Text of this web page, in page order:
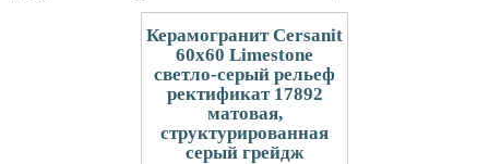
Керамогранит Cersanit
60x60 Limestone
светло-серый рельеф
ректификат 17892
матовая,
структурированная
серый грейдж